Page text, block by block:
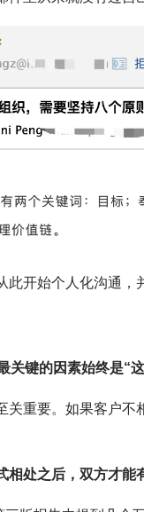
开始个人化沟通，
键的因素始终是“
关重要。如果客户
处之后，双方才能